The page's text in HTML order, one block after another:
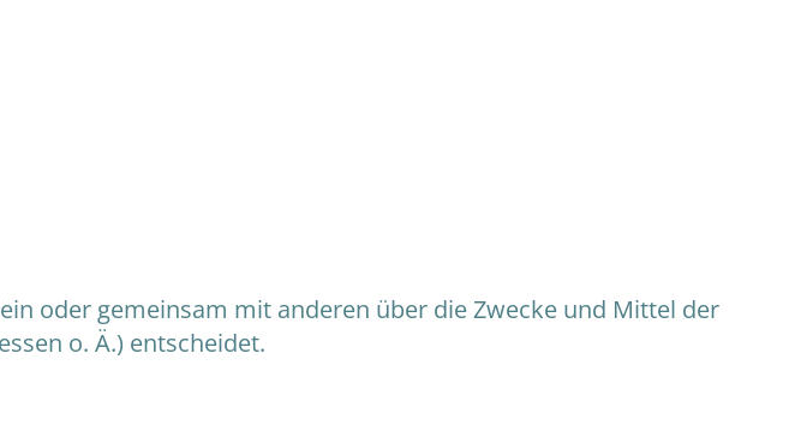
oder gemeinsam mit anderen über die Zwecke und Mittel der
o. Ä.) entscheidet.